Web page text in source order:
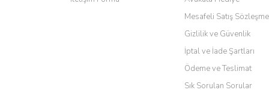
Mesafeli Satış
Gizlilik ve Güvenlik
İptal ve İade Şartları
Ödeme ve Teslimat
Sık Sorulan Sorular